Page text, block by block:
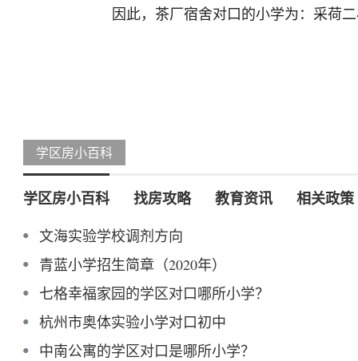
因此，茶厂宿舍对口的小学为：采荷
学区房小百科
学区房小百科 找房攻略 教育资讯 相关政策
文海实验学校调剂方向
青蓝小学招生简章（2020年）
七格幸福家园的学区对口哪所小学？
杭州市奥体实验小学对口初中
中南公寓的学区对口是哪所小学？